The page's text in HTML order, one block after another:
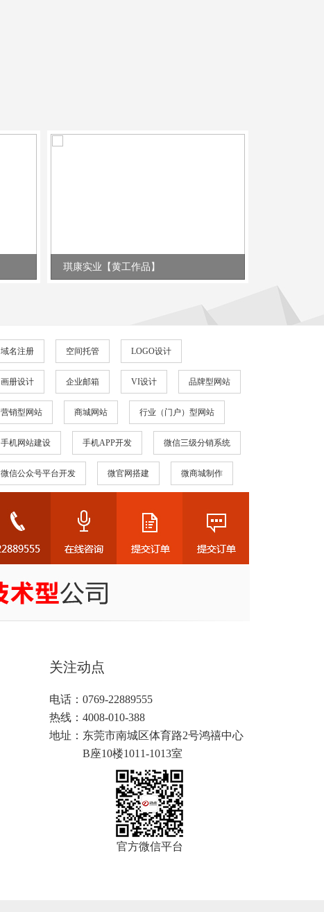
琪康实业【黄工作品】
域名注册 空间托管 LOGO设计
画册设计 企业邮箱 VI设计 品牌型网站
营销型网站 商城网站 行业（门户）型网站
手机网站建设 手机APP开发 微信三级分销系统
微信公众号平台开发 微官网搭建 微商城制作
关注动点
电话：0769-22889555
热线：4008-010-388
地址： 东莞市南城区体育路2号鸿禧中心
B座10楼1011-1013室
官方微信平台